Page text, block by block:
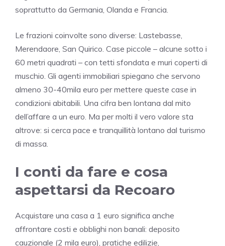
soprattutto da Germania, Olanda e Francia.
Le frazioni coinvolte sono diverse: Lastebasse,
Merendaore, San Quirico. Case piccole – alcune sotto i
60 metri quadrati – con tetti sfondata e muri coperti di
muschio. Gli agenti immobiliari spiegano che servono
almeno 30-40mila euro per mettere queste case in
condizioni abitabili. Una cifra ben lontana dal mito
dell’affare a un euro. Ma per molti il vero valore sta
altrove: si cerca pace e tranquillità lontano dal turismo
di massa.
I conti da fare e cosa
aspettarsi da Recoaro
Acquistare una casa a 1 euro significa anche
affrontare costi e obblighi non banali: deposito
cauzionale (2 mila euro), pratiche edilizie,